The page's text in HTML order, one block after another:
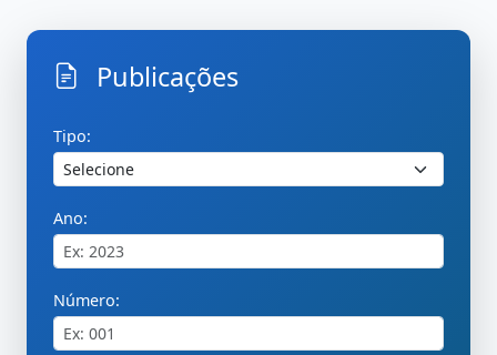
Inicio PublicacoesBuscar
Publicações
Tipo:
Ano:
Número: